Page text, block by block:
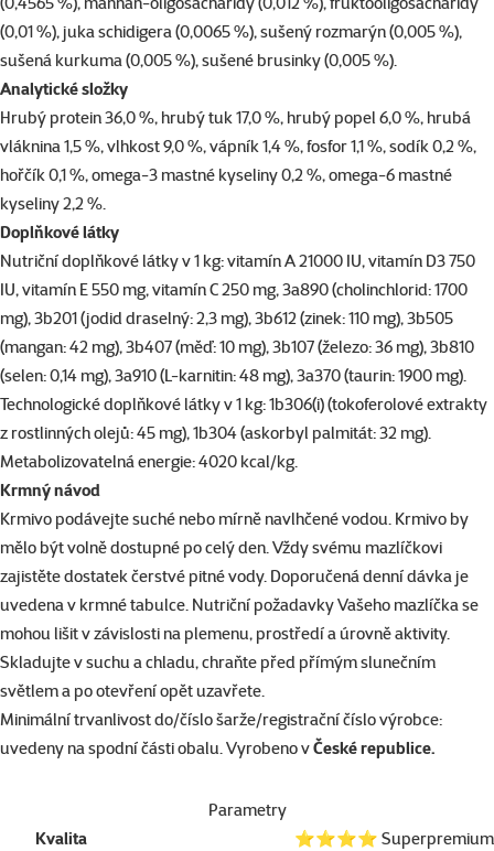
(0,01 %), juka schidigera (0,0065 %), sušený rozmarýn (0,005 %),
sušená kurkuma (0,005 %), sušené brusinky (0,005 %).
Analytické složky
Hrubý protein 36,0 %, hrubý tuk 17,0 %, hrubý popel 6,0 %, hrubá
vláknina 1,5 %, vlhkost 9,0 %, vápník 1,4 %, fosfor 1,1 %, sodík 0,2 %,
hořčík 0,1 %, omega-3 mastné kyseliny 0,2 %, omega-6 mastné
kyseliny 2,2 %.
Doplňkové látky
Nutriční doplňkové látky v 1 kg: vitamín A 21000 IU, vitamín D3 750
IU, vitamín E 550 mg, vitamín C 250 mg, 3a890 (cholinchlorid: 1700
mg), 3b201 (jodid draselný: 2,3 mg), 3b612 (zinek: 110 mg), 3b505
(mangan: 42 mg), 3b407 (měď: 10 mg), 3b107 (železo: 36 mg), 3b810
(selen: 0,14 mg), 3a910 (L-karnitin: 48 mg), 3a370 (taurin: 1900 mg).
Technologické doplňkové látky v 1 kg: 1b306(i) (tokoferolové extrakty
z rostlinných olejů: 45 mg), 1b304 (askorbyl palmitát: 32 mg).
Metabolizovatelná energie: 4020 kcal/kg.
Krmný návod
Krmivo podávejte suché nebo mírně navlhčené vodou. Krmivo by
mělo být volně dostupné po celý den. Vždy svému mazlíčkovi
zajistěte dostatek čerstvé pitné vody. Doporučená denní dávka je
uvedena v krmné tabulce. Nutriční požadavky Vašeho mazlíčka se
mohou lišit v závislosti na plemenu, prostředí a úrovně aktivity.
Skladujte v suchu a chladu, chraňte před přímým slunečním
světlem a po otevření opět uzavřete.
Minimální trvanlivost do/číslo šarže/registrační číslo výrobce:
uvedeny na spodní části obalu. Vyrobeno vČeské republice.
Parametry
Kvalita
⭐⭐⭐⭐ Superpremium